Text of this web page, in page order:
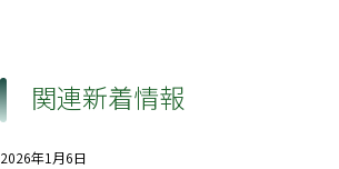
関連新着情報
2026年1月6日